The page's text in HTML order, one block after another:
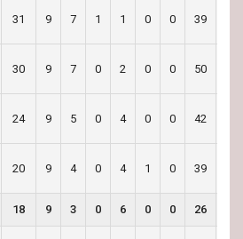
31 9 7 1 1 0 0 39
30 9 7 0 2 0 0 50
24 9 5 0 4 0 0 42
20 9 4 0 4 1 0 39
18 9 3 0 6 0 0 26